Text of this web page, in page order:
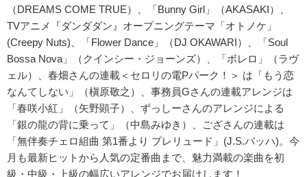
（DREAMS COME TRUE）、「Bunny Girl」（AKASAKI）、
TVアニメ『ダンダダン』オープニングテーマ「オトノケ」
(Creepy Nuts)、「Flower Dance」（DJ OKAWARI）、「Soul
Bossa Nova」（クインシー・ジョーンズ）、「ボレロ」（ラヴ
ェル）、春畑さんの連載＜セロリの電Pパーク！＞ は「もう恋
なんてしない」（槇原敬之）、事務員Gさんの連載アレンジは
「春咲小紅」（矢野顕子）、ずっしーさんのアレンジによる
「銀の龍の背に乗って」（中島みゆき）、ござさんの連載は
「無伴奏チェロ組曲 第1番より プレリュード」(J.S.バッハ)。今
月も最新ヒットから人気の定番曲まで、魅力満載の楽曲を初
級・中級・上級の幅広いアレンジでお届けします！